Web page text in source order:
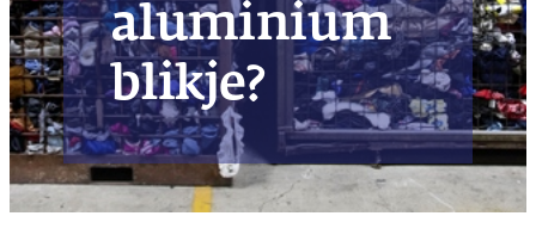
aluminium
blikje?